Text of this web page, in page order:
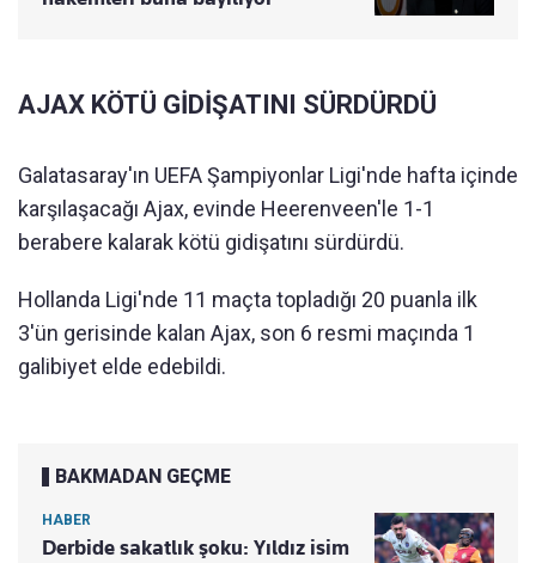
AJAX KÖTÜ GİDİŞATINI SÜRDÜRDÜ
Galatasaray'ın UEFA Şampiyonlar Ligi'nde hafta içinde
karşılaşacağı Ajax, evinde Heerenveen'le 1-1
berabere kalarak kötü gidişatını sürdürdü.
Hollanda Ligi'nde 11 maçta topladığı 20 puanla ilk
3'ün gerisinde kalan Ajax, son 6 resmi maçında 1
galibiyet elde edebildi.
BAKMADAN GEÇME
HABER
Derbide sakatlık şoku: Yıldız isim